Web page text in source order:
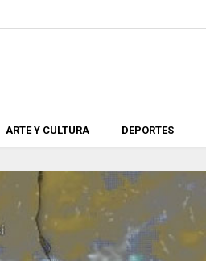
ARTE Y CULTURA DEPORTES